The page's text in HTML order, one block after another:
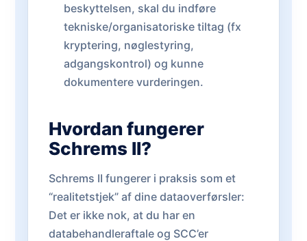
beskyttelsen, skal du indføre
tekniske/organisatoriske tiltag (fx
kryptering, nøglestyring,
adgangskontrol) og kunne
dokumentere vurderingen.
Hvordan fungerer
Schrems II?
Schrems II fungerer i praksis som et
“realitetstjek” af dine dataoverførsler:
Det er ikke nok, at du har en
databehandleraftale og SCC’er